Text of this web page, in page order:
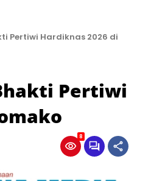
Pertiwi Hardiknas 2026 di
Pertiwi
8